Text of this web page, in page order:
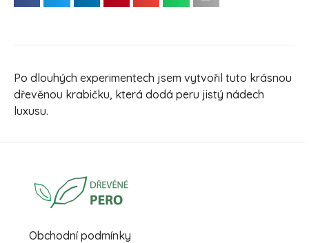
Po dlouhých experimentech jsem vytvořil tuto krásnou
dřevěnou krabičku, která dodá peru jistý nádech
luxusu.
Obchodní podmínky